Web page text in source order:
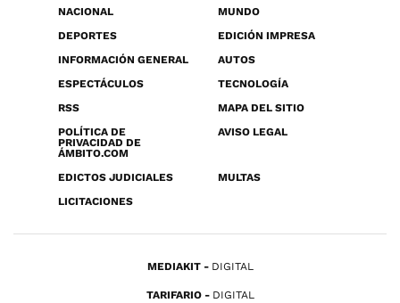
NACIONAL
MUNDO
DEPORTES
EDICIÓN IMPRESA
INFORMACIÓN GENERAL
AUTOS
ESPECTÁCULOS
TECNOLOGÍA
RSS
MAPA DEL SITIO
POLÍTICA DE
PRIVACIDAD DE
ÁMBITO.COM
AVISO LEGAL
EDICTOS JUDICIALES
MULTAS
LICITACIONES
MEDIAKIT DIGITAL
TARIFARIO DIGITAL